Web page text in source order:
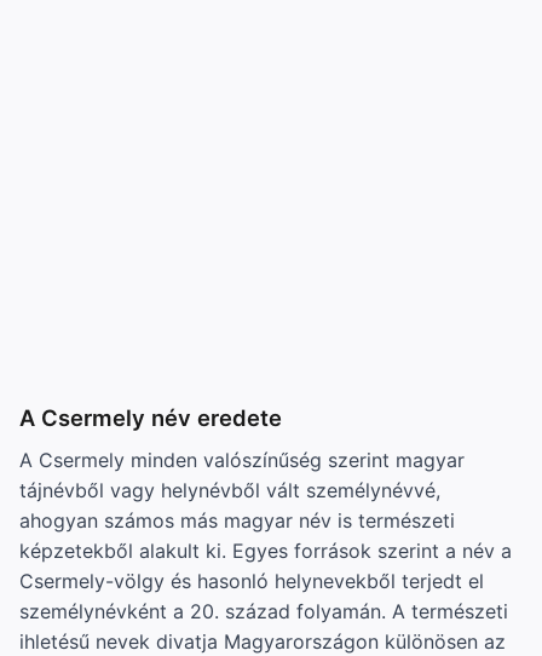
A Csermely név eredete
A Csermely minden valószínűség szerint magyar
tájnévből vagy helynévből vált személynévvé,
ahogyan számos más magyar név is természeti
képzetekből alakult ki. Egyes források szerint a név a
Csermely-völgy és hasonló helynevekből terjedt el
személynévként a 20. század folyamán. A természeti
ihletésű nevek divatja Magyarországon különösen az